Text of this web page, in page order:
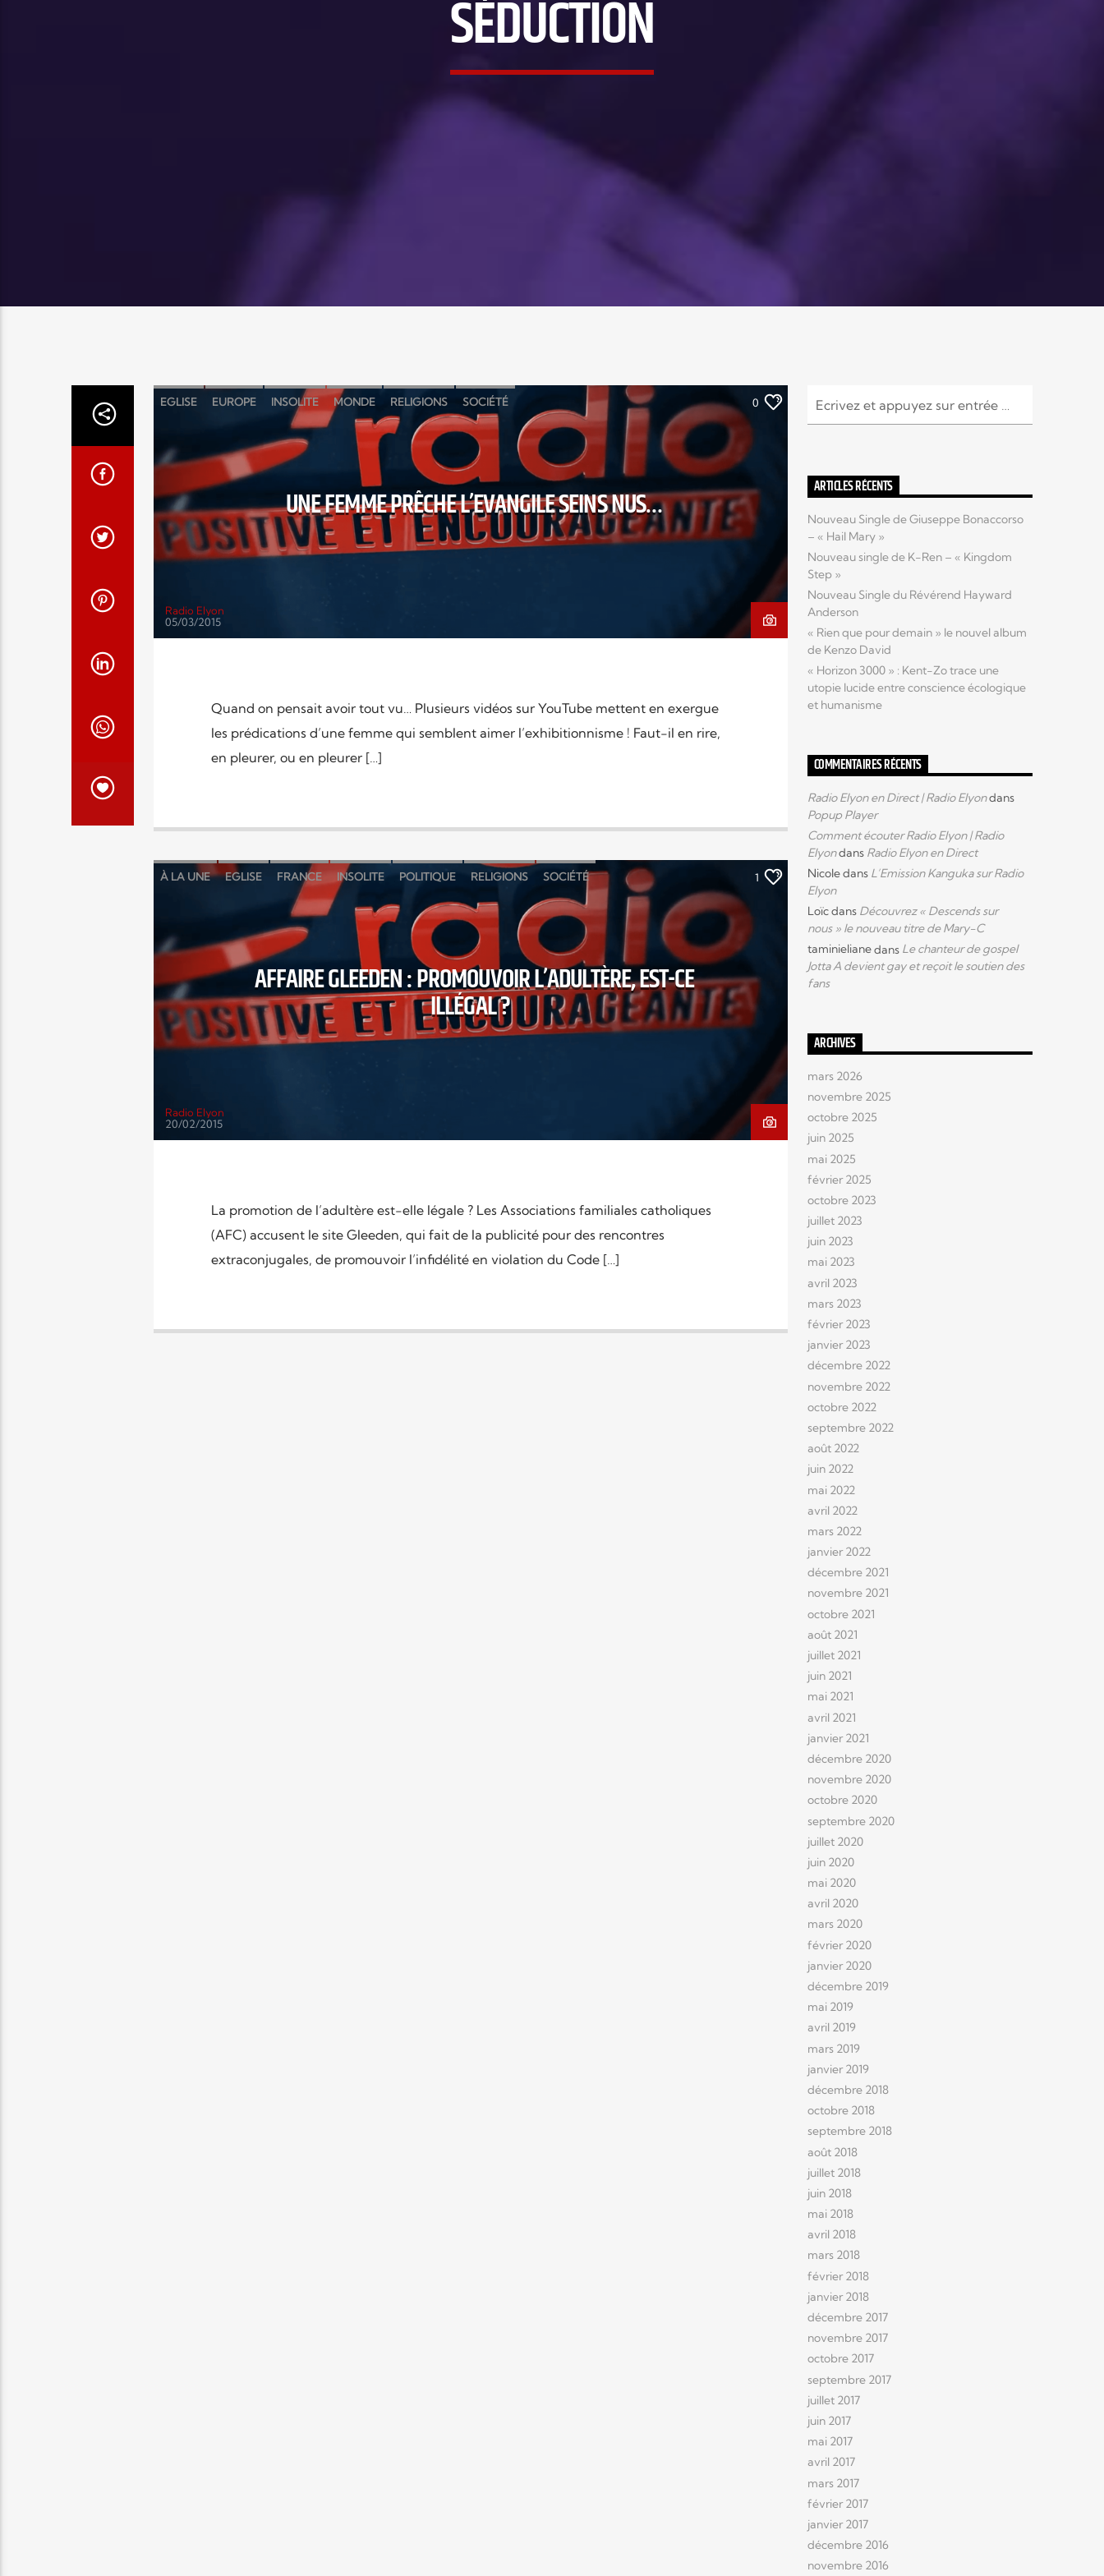
SÉDUCTION
EGLISE EUROPE INSOLITE MONDE RELIGIONS SOCIÉTÉ 0
UNE FEMME PRÊCHE L’EVANGILE SEINS NUS…
Radio Elyon
05/03/2015
Quand on pensait avoir tout vu… Plusieurs vidéos sur YouTube mettent en exergue
les prédications d’une femme qui semblent aimer l’exhibitionnisme ! Faut-il en rire,
en pleurer, ou en pleurer […]
À LA UNE EGLISE FRANCE INSOLITE POLITIQUE RELIGIONS SOCIÉTÉ 1
AFFAIRE GLEEDEN : PROMOUVOIR L’ADULTÈRE, EST-CE
ILLÉGAL ?
Radio Elyon
20/02/2015
La promotion de l’adultère est-elle légale ? Les Associations familiales catholiques
(AFC) accusent le site Gleeden, qui fait de la publicité pour des rencontres
extraconjugales, de promouvoir l’infidélité en violation du Code […]
ARTICLES RÉCENTS
Nouveau Single de Giuseppe Bonaccorso
– « Hail Mary »
Nouveau single de K-Ren – « Kingdom
Step »
Nouveau Single du Révérend Hayward
Anderson
« Rien que pour demain » le nouvel album
de Kenzo David
« Horizon 3000 » : Kent-Zo trace une
utopie lucide entre conscience écologique
et humanisme
COMMENTAIRES RÉCENTS
Radio Elyon en Direct | Radio Elyondans
Popup Player
Comment écouter Radio Elyon | Radio
Elyondans Radio Elyon en Direct
Nicoledans L’Emission Kanguka sur Radio
Elyon
Loïcdans Découvrez « Descends sur
nous » le nouveau titre de Mary-C
taminielianedans Le chanteur de gospel
Jotta A devient gay et reçoit le soutien des
fans
ARCHIVES
mars 2026
novembre 2025
octobre 2025
juin 2025
mai 2025
février 2025
octobre 2023
juillet 2023
juin 2023
mai 2023
avril 2023
mars 2023
février 2023
janvier 2023
décembre 2022
novembre 2022
octobre 2022
septembre 2022
août 2022
juin 2022
mai 2022
avril 2022
mars 2022
janvier 2022
décembre 2021
novembre 2021
octobre 2021
août 2021
juillet 2021
juin 2021
mai 2021
avril 2021
janvier 2021
décembre 2020
novembre 2020
octobre 2020
septembre 2020
juillet 2020
juin 2020
mai 2020
avril 2020
mars 2020
février 2020
janvier 2020
décembre 2019
mai 2019
avril 2019
mars 2019
janvier 2019
décembre 2018
octobre 2018
septembre 2018
août 2018
juillet 2018
juin 2018
mai 2018
avril 2018
mars 2018
février 2018
janvier 2018
décembre 2017
novembre 2017
octobre 2017
septembre 2017
juillet 2017
juin 2017
mai 2017
avril 2017
mars 2017
février 2017
janvier 2017
décembre 2016
novembre 2016